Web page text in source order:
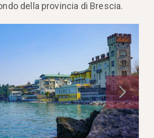
della provincia di Brescia.